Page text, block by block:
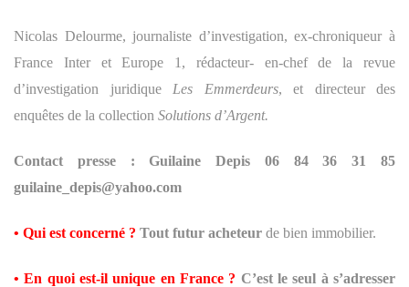
Nicolas Delourme, journaliste d’investigation, ex-chroniqueur à
France Inter et Europe 1, rédacteur- en-chef de la revue
d’investigation juridique Les Emmerdeurs, et directeur des
enquêtes de la collection Solutions d’Argent.
Contact presse : Guilaine Depis 06 84 36 31 85
guilaine_depis@yahoo.com
• Qui est concerné ? Tout futur acheteur de bien immobilier.
• En quoi est-il unique en France ? C’est le seul à s’adresser